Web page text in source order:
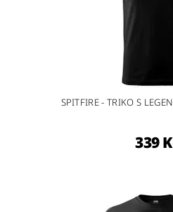
SPITFIRE - TRIKO S
339